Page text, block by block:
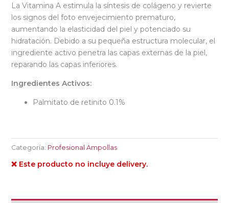
La Vitamina A estimula la síntesis de colágeno y revierte
los signos del foto envejecimiento prematuro,
aumentando la elasticidad del piel y potenciado su
hidratación. Debido a su pequeña estructura molecular, el
ingrediente activo penetra las capas externas de la piel,
reparando las capas inferiores.
Ingredientes Activos:
Palmitato de retinito 0.1%
Categoría: Profesional Ampollas
❌ Este producto no incluye delivery.